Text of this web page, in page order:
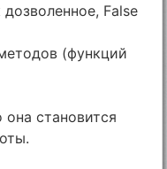
False
(функций
становится